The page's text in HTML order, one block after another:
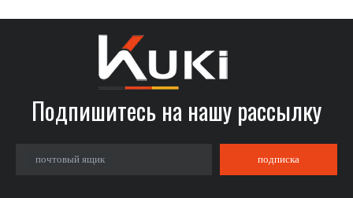
Подпишитесь на нашу рассылку​​​​​​​
почтовый ящик подписка